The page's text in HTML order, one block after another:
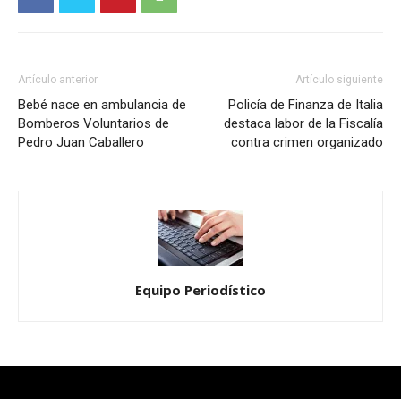
Artículo anterior
Bebé nace en ambulancia de
Bomberos Voluntarios de
Pedro Juan Caballero
Artículo siguiente
Policía de Finanza de Italia
destaca labor de la Fiscalía
contra crimen organizado
Equipo Periodístico